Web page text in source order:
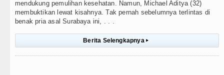
mendukung pemulihan kesehatan. Namun, Michael Aditya (32)
membuktikan lewat kisahnya. Tak pernah sebelumnya terlintas di
benak pria asal Surabaya ini, . . .
Berita Selengkapnya ▸